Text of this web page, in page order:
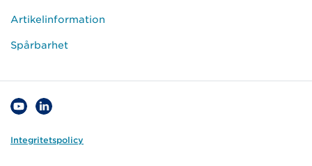
Artikelinformation
Spårbarhet
Integritetspolicy